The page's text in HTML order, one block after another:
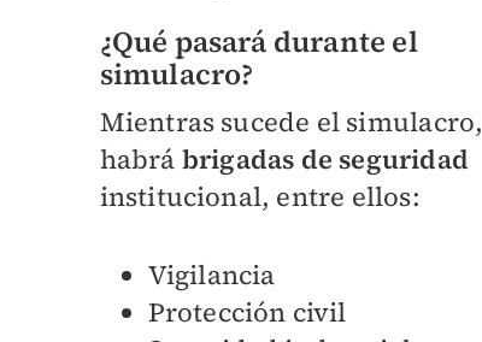
¿Qué pasará durante el
simulacro?
Mientras sucede el simulacro,
habrá brigadas de seguridad
institucional, entre ellos:
Vigilancia
Protección civil